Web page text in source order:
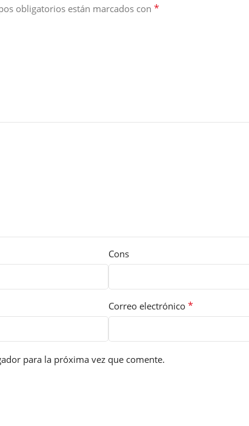
obligatorios están marcados con *
Cons
Correo electrónico *
para la próxima vez que comente.